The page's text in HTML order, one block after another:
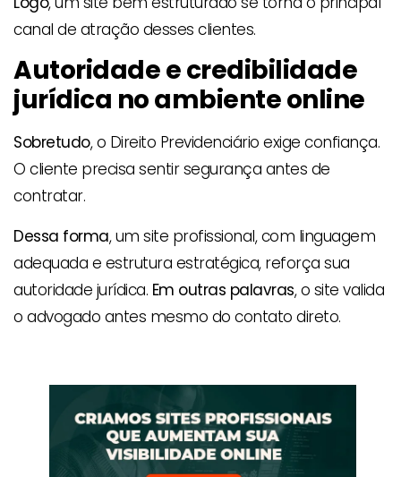
canal de atração desses clientes.
Autoridade e credibilidade
jurídica no ambiente online
Sobretudo, o Direito Previdenciário exige confiança.
O cliente precisa sentir segurança antes de
contratar.
Dessa forma, um site profissional, com linguagem
adequada e estrutura estratégica, reforça sua
autoridade jurídica. Em outras palavras, o site valida
o advogado antes mesmo do contato direto.